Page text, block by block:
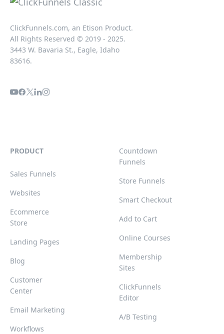
ClickFunnels.com, an Etison Product.
All Rights Reserved © 2019 - 2025.
3443 W. Bavaria St., Eagle, Idaho
83616.
PRODUCT
Sales Funnels
Websites
Ecommerce
Store
Landing Pages
Blog
Customer
Center
Email Marketing
Workflows
Countdown
Funnels
Store Funnels
Smart Checkout
Add to Cart
Online Courses
Membership
Sites
ClickFunnels
Editor
A/B Testing